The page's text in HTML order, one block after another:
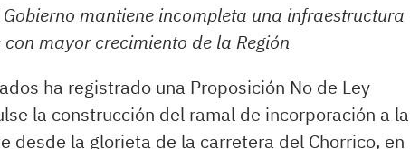
mantiene incompleta una infraestructura
mayor crecimiento de la Región
ha registrado una Proposición No de Ley
la construcción del ramal de incorporación a la
desde la glorieta de la carretera del Chorrico, en